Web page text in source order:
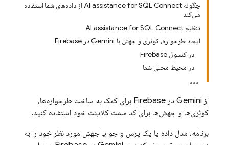
چگونه AI assistance for SQL Connect از داده‌های شما استفاده
می‌کند
تنظیم AI assistance for SQL Connect
ایجاد طرحواره، کوئری و جهش با Gemini در Firebase
در کنسول Firebase
در محیط محلی شما
از Gemini در Firebase برای کمک به ساخت طرحواره‌ها،
کوئری‌ها و جهش‌ها برای کد سمت کلاینت خود استفاده کنید.
برنامه، مدل داده یا یک پرس و جو یا جهش مورد نظر خود را به